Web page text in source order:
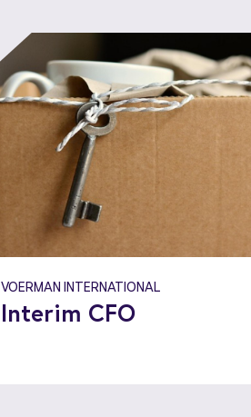
VOERMAN INTERNATIONAL
Interim CFO